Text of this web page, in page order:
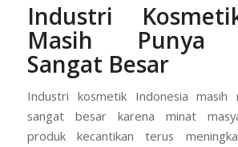
Industri
Masih Punya
Sangat Besar
Industri kosmetik Indonesia masih
sangat besar karena minat
produk kecantikan terus